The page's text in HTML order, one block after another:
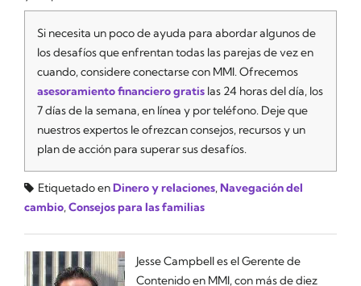
Si necesita un poco de ayuda para abordar algunos de
los desafíos que enfrentan todas las parejas de vez en
cuando, considere conectarse con MMI. Ofrecemos
asesoramiento financiero gratis las 24 horas del día, los
7 días de la semana, en línea y por teléfono. Deje que
nuestros expertos le ofrezcan consejos, recursos y un
plan de acción para superar sus desafíos.
Etiquetado enDinero y relaciones,Navegación del
cambio,Consejos para las familias
Jesse Campbell es el Gerente de
Contenido en MMI, con más de diez